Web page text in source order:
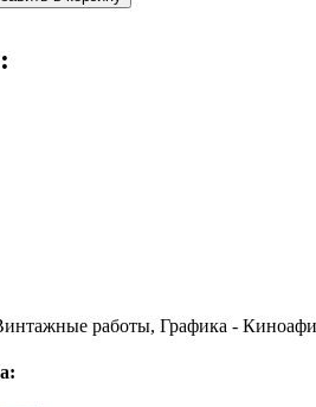
работы, Графика -